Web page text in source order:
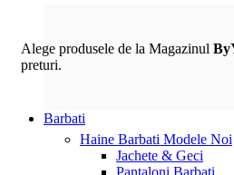
Alege produsele de la Magazinul
preturi.
Barbati
Haine Barbati Modele Noi
Jachete & Geci
Pantaloni Barbati